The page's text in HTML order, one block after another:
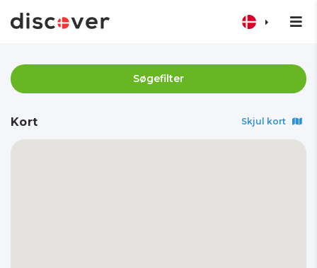
Søgefilter
Kort Skjul kort